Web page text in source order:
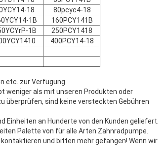
18
80pcyc4-18
1B
160PCY141B
1B
250PCY1418
400PCY14-18
etc. zur Verfügung.
weniger als mit unseren Produkten oder
überprüfen, sind keine versteckten Gebühren
an Hunderte von den Kunden geliefert.
Palette von für alle Arten Zahnradpumpe.
und bitten mehr gefangen! Wenn wir